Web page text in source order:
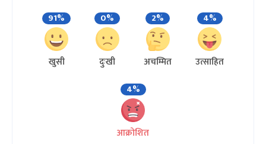
91%
खुसी
0%
दुःखी
2%
अचम्मित
4%
उत्साहित
4%
आक्रोशित